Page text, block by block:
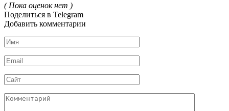
( Пока оценок нет )
Поделиться в Telegram
Добавить комментарии
Имя
*
Email
*
Сайт
Комментарий